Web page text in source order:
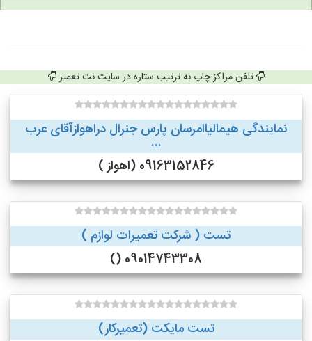
تلفن مراکز چاپ به ترتیب ستاره در سایت نت تعمیر
نمایندگی هیمالیاامرسان پارس جنرال دراهوازآقای عرب
...
09163152846 (اهواز )
تست ( شرکت تعمیرات لوازم )
09014743308 ()
تست مایکت (تعمیرکار)